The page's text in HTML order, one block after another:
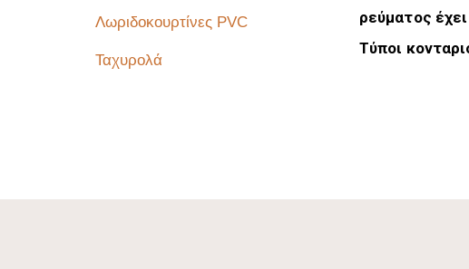
Λωριδοκουρτίνες PVC
Ταχυρολά
ρεύματος
Τύποι